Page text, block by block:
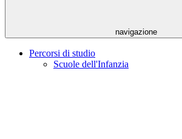
navigazione
Percorsi di studio
Scuole dell'Infanzia